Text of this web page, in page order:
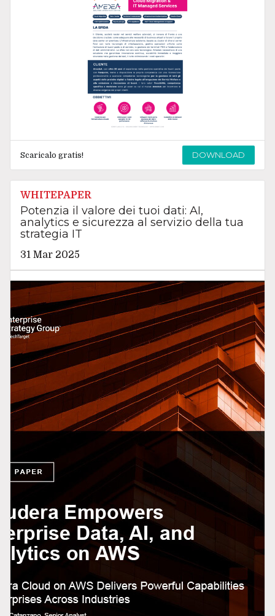
Scaricalo gratis! DOWNLOAD
WHITEPAPER
Potenzia il valore dei tuoi dati: AI,
analytics e sicurezza al servizio della tua
strategia IT
31 Mar 2025